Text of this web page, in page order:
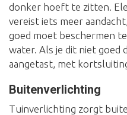
donker hoeft te zitten.
vereist iets meer
goed moet beschermen
water. Als je dit niet goed
aangetast, met
Buitenverlichting
Tuinverlichting zorgt